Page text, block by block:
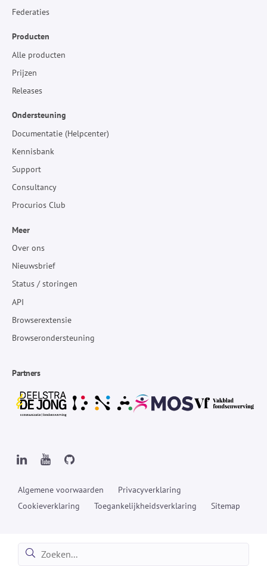
Federaties
Producten
Alle producten
Prijzen
Releases
Ondersteuning
Documentatie (Helpcenter)
Kennisbank
Support
Consultancy
Procurios Club
Meer
Over ons
Nieuwsbrief
Status / storingen
API
Browserextensie
Browserondersteuning
Partners
Algemene voorwaarden
Privacyverklaring
Cookieverklaring
Toegankelijkheidsverklaring Sitemap
Zoeken: